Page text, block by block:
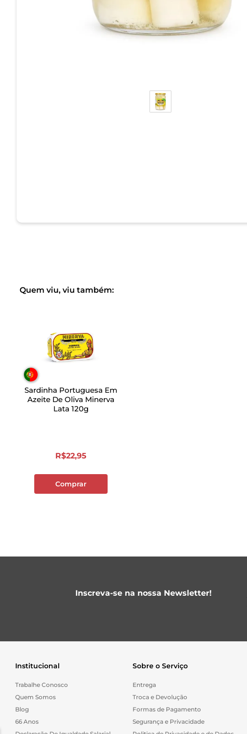
Quem viu, viu também:
Sardinha Portuguesa Em
Azeite De Oliva Minerva
Lata 120g
R$22,95
Comprar
Inscreva-se na nossa Newsletter!
Institucional
Trabalhe Conosco
Quem Somos
Blog
66 Anos
Sobre o Serviço
Entrega
Troca e Devolução
Formas de Pagamento
Segurança e Privacidade